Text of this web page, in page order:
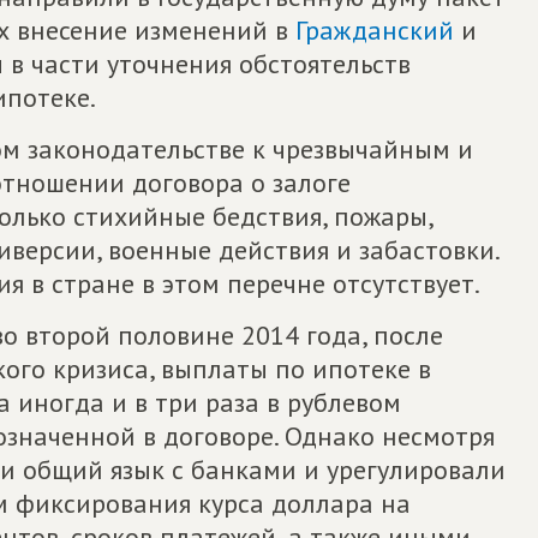
внесение изменений в Гражданский и
части уточнения обстоятельств
законодательстве к чрезвычайным и
договора о залоге
стихийные бедствия, пожары,
военные действия и забастовки.
в стране в этом перечне отсутствует.
второй половине 2014 года, после
кризиса, выплаты по ипотеке в
и в три раза в рублевом
в договоре. Однако несмотря
общий язык с банками и урегулировали
курса доллара на